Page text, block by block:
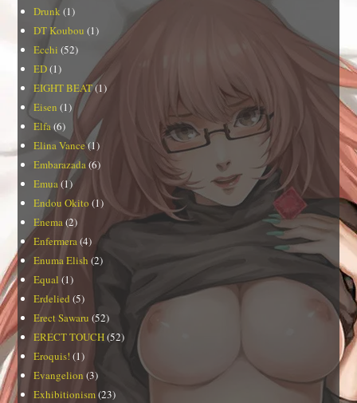
Drunk (1)
DT Koubou (1)
Ecchi (52)
ED(1)
EIGHT BEAT(1)
Eisen (1)
Elfa(6)
Elina Vance(1)
Embarazada(6)
Emua(1)
Endou Okito (1)
Enema(2)
Enfermera(4)
Enuma Elish (2)
Equal (1)
Erdelied (5)
Erect Sawaru (52)
ERECT TOUCH(52)
Eroquis! (1)
Evangelion (3)
Exhibitionism(23)